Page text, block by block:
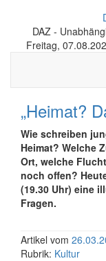
DAZ -
Freitag,
„Heimat?
Wie schreiben
Heimat? Welche
Ort, welche
noch offen?
(19.30 Uhr) eine
Fragen.
Artikel vom
Rubrik: Kultur